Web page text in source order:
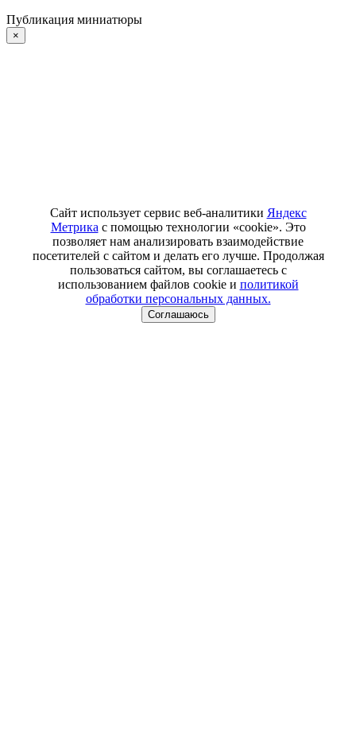
Публикация миниатюры
×
Сайт использует сервис веб-аналитики Яндекс
Метрика с помощью технологии «cookie». Это
позволяет нам анализировать взаимодействие
посетителей с сайтом и делать его лучше. Продолжая
пользоваться сайтом, вы соглашаетесь с
использованием файлов cookie и политикой
обработки персональных данных.
Соглашаюсь